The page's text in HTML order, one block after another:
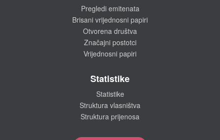
Pregledi emitenata
Brisani vrijednosni papiri
Otvorena društva
Značajni postotci
Vrijednosni papiri
Statistike
Statistike
Struktura vlasništva
Struktura prijenosa